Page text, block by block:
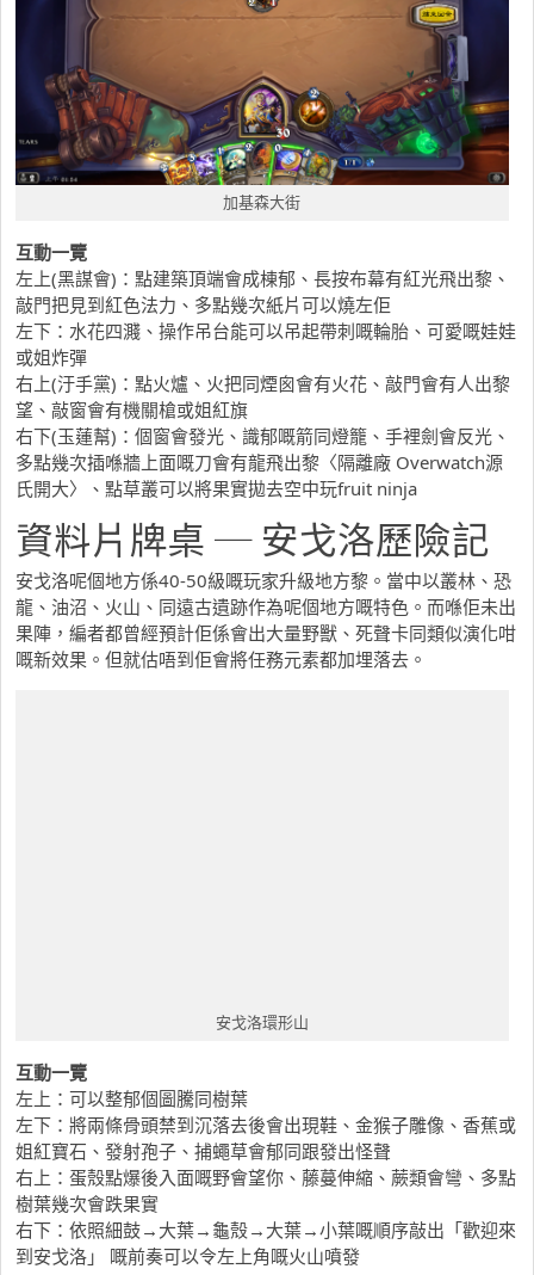
加基森大街
互動一覽
左上(黑謀會)：點建築頂端會成棟郁、長按布幕有紅光飛出黎、
敲門把見到紅色法力、多點幾次紙片可以燒左佢
左下：水花四濺、操作吊台能可以吊起帶刺嘅輪胎、可愛嘅娃娃
或姐炸彈
右上(汙手黨)：點火爐、火把同煙囪會有火花、敲門會有人出黎
望、敲窗會有機關槍或姐紅旗
右下(玉蓮幫)：個窗會發光、識郁嘅箭同燈籠、手裡劍會反光、
多點幾次插喺牆上面嘅刀會有龍飛出黎〈隔離廠 Overwatch源
氏開大〉、點草叢可以將果實拋去空中玩fruit ninja
資料片牌桌 ─ 安戈洛歷險記
安戈洛呢個地方係40-50級嘅玩家升級地方黎。當中以叢林、恐
龍、油沼、火山、同遠古遺跡作為呢個地方嘅特色。而喺佢未出
果陣，編者都曾經預計佢係會出大量野獸、死聲卡同類似演化咁
嘅新效果。但就估唔到佢會將任務元素都加埋落去。
安戈洛環形山
互動一覽
左上：可以整郁個圖騰同樹葉
左下：將兩條骨頭禁到沉落去後會出現鞋、金猴子雕像、香蕉或
姐紅寶石、發射孢子、捕蠅草會郁同跟發出怪聲
右上：蛋殼點爆後入面嘅野會望你、藤蔓伸縮、蕨類會彎、多點
樹葉幾次會跌果實
右下：依照細鼓→大葉→龜殼→大葉→小葉嘅順序敲出「歡迎來
到安戈洛」 嘅前奏可以令左上角嘅火山噴發